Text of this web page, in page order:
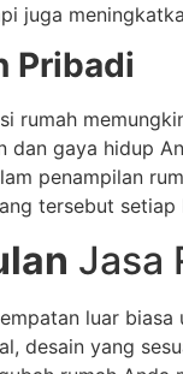
juga
Pribadi
rumah
dan gaya hidup
penampilan
tersebut setiap
Jasa
luar
desain yang